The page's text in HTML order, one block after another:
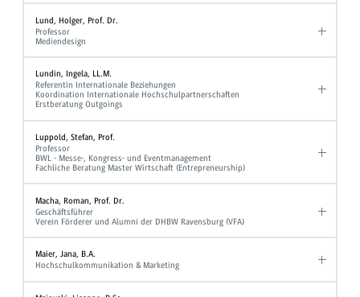
Lund, Holger, Prof. Dr.
Professor
Mediendesign
Lundin, Ingela, LL.M.
Referentin Internationale Beziehungen
Koordination Internationale Hochschulpartnerschaften
Erstberatung Outgoings
Luppold, Stefan, Prof.
Professor
BWL - Messe-, Kongress- und Eventmanagement
Fachliche Beratung Master Wirtschaft (Entrepreneurship)
Macha, Roman, Prof. Dr.
Geschäftsführer
Verein Förderer und Alumni der DHBW Ravensburg (VFA)
Maier, Jana, B.A.
Hochschulkommunikation & Marketing